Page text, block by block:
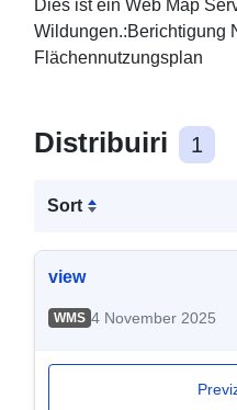
Dies ist ein Web Map
Wildungen.:Berichtigung
Flächennutzungsplan
Distribuiri 1
Sort
view
WMS 4 November 2025